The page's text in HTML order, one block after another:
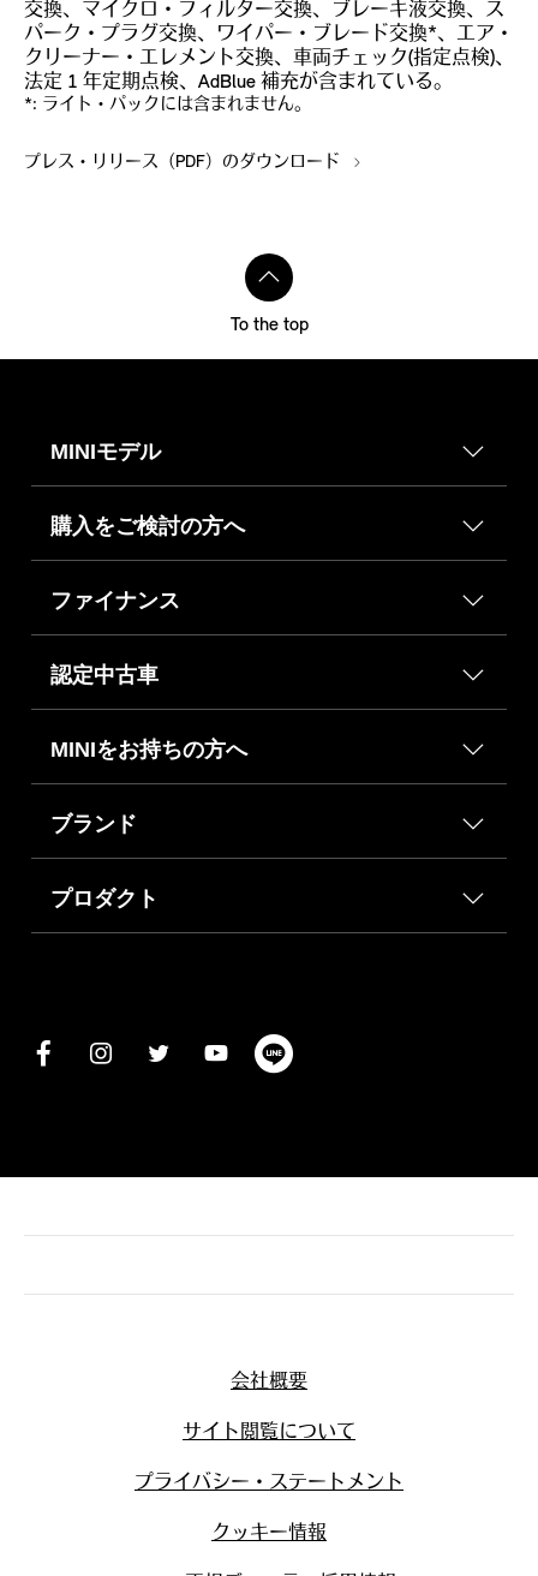
交換、マイクロ・フィルター交換、ブレーキ液交換、ス
パーク・プラグ交換、ワイパー・ブレード交換*、エア・
クリーナー・エレメント交換、車両チェック(指定点検)、
法定 1 年定期点検、AdBlue 補充が含まれている。
*: ライト・パックには含まれません。
プレス・リリース（PDF）のダウンロード
To the top
MINIモデル
購入をご検討の方へ
ファイナンス
認定中古車
MINIをお持ちの方へ
ブランド
プロダクト
会社概要
サイト閲覧について
プライバシー・ステートメント
クッキー情報